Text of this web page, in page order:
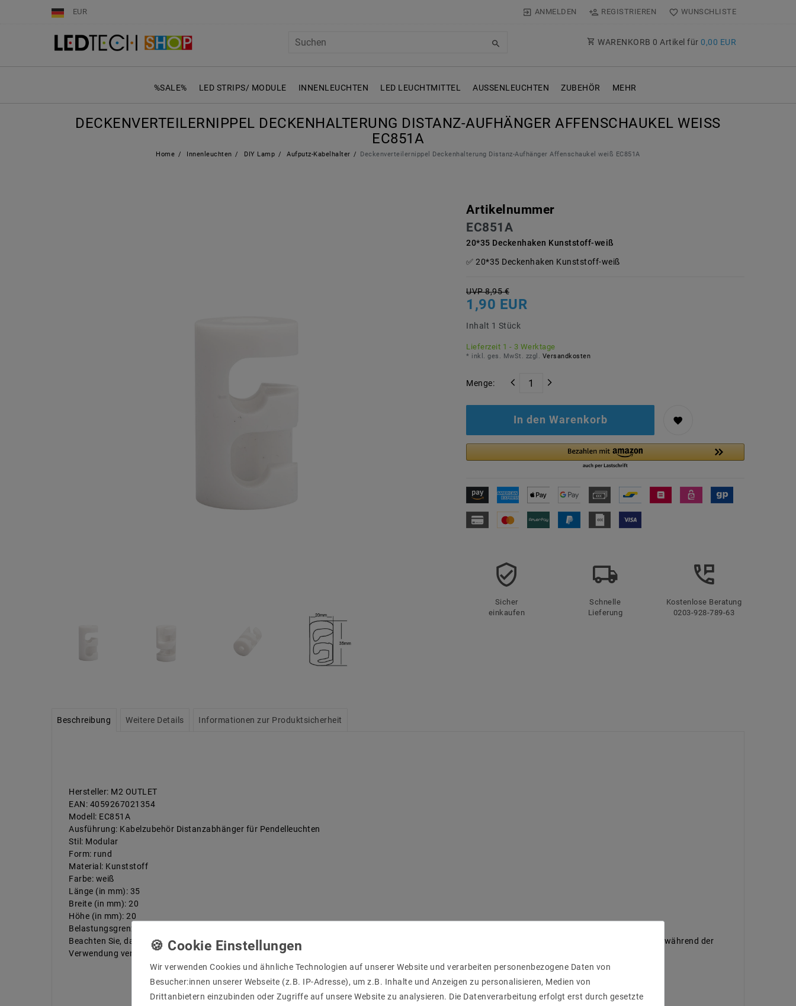
EUR ANMELDEN REGISTRIEREN WUNSCHLISTE
WARENKORB 0 Artikel für 0,00 EUR
%SALE% LED STRIPS/ MODULE INNENLEUCHTEN LED LEUCHTMITTEL AUSSENLEUCHTEN ZUBEHÖR MEHR
DECKENVERTEILERNIPPEL DECKENHALTERUNG DISTANZ-AUFHÄNGER AFFENSCHAUKEL WEISS E
C851A
Home Innenleuchten DIY Lamp Aufputz-Kabelhalter Deckenverteilernippel Deckenhalterung Distanz-Aufhänger Affenschaukel weiß EC851A
Artikelnummer
EC851A
20*35 Deckenhaken Kunststoff-weiß
20*35 Deckenhaken Kunststoff-weiß
UVP 8,95 €
1,90 EUR
Inhalt 1 Stück
Lieferzeit 1 - 3 Werktage
* inkl. ges. MwSt. zzgl. Versandkosten
Menge:
In den Warenkorb
Sicher
einkaufen
Schnelle
Lieferung
Kostenlose Beratung
0203-928-789-63
Beschreibung Weitere Details Informationen zur Produktsicherheit
Hersteller: M2 OUTLET
EAN: 4059267021354
Modell: EC851A
Ausführung: Kabelzubehör Distanzabhänger für Pendelleuchten
Stil: Modular
Form: rund
Material: Kunststoff
Farbe: weiß
Länge (in mm): 35
Breite (in mm): 20
Höhe (in mm): 20
Belastungsgrenze: max. 3 kg
Beachten Sie, dass verschiedene Dachmaterialien unterschiedliche entsprechende Befestigungsschrauben erfordern, die das maximale Gewicht und die während der
Verwendung verursachte Lockerung nicht überschreiten können.
Wir verwenden Cookies und ähnliche Technologien auf unserer Website und verarbeiten personenbezogene Daten von
Besucher:innen unserer Webseite (z.B. IP-Adresse), um z.B. Inhalte und Anzeigen zu personalisieren, Medien von
Drittanbietern einzubinden oder Zugriffe auf unsere Website zu analysieren. Die Datenverarbeitung erfolgt erst durch gesetzte